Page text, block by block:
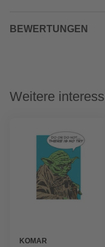
BEWERTUNGEN
Weitere
KOMAR